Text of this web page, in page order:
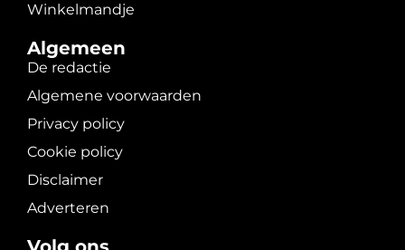
Winkelmandje
Algemeen
De redactie
Algemene voorwaarden
Privacy policy
Cookie policy
Disclaimer
Adverteren